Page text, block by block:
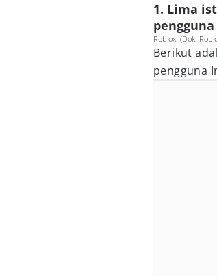
1. Lima
Roblox. (Dok.
Berikut
pengguna